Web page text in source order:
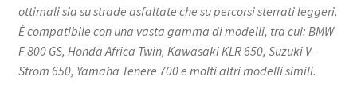
ottimali sia su strade asfaltate che su percorsi sterrati leggeri.
È compatibile con una vasta gamma di modelli, tra cui:​ BMW
F 800 GS​, Honda Africa Twin​, Kawasaki KLR 650​, Suzuki V-
Strom 650​, Yamaha Tenere 700​ e molti altri modelli simili.